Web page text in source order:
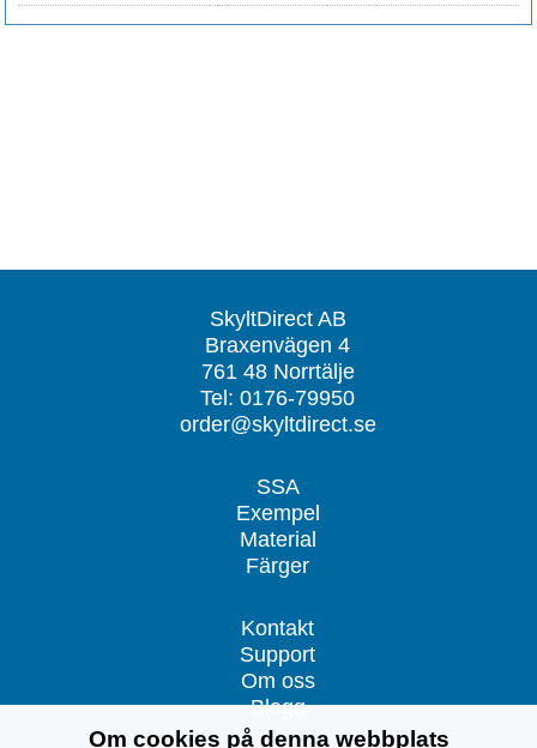
SkyltDirect AB
Braxenvägen 4
761 48 Norrtälje
Tel: 0176-79950
order@skyltdirect.se
SSA
Exempel
Material
Färger
Kontakt
Support
Om oss
Blogg
Om cookies på denna webbplats